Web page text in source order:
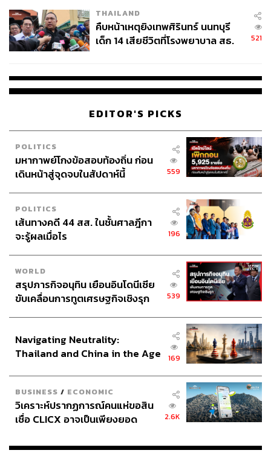
ดี หรือจะแค่มองจากห้องก็ยังรู้สึกดี ความแตกต่างระหว่าง
เมืองที่วุ่นวายและสวนที่เงียบสงบนี้แหละ คือความหรูหราอีก
แบบที่เงินซื้อไม่ได้ทุกที่
เลานจ์ส่วนตัวที่ทำให้การพักรู้สึกพิเศษกว่าที่อื่น
สำหรับใครที่พักห้อง Executive หรือห้องสวีท สิทธิพิเศษที่ได้
คือการเข้าถึงเลานจ์ชั้น 26 ที่วิวสวยมาก แถมยังเป็นส่วนตัว
ไม่เอะอะ แถมสมาชิก Marriott Elite member ยังสามารถเช็
กอินได้โดยตรงที่เลานจ์ แทนที่จะต้องต่อคิวที่ล็อบบี้ชั้นล่าง
บริการอาหารเช้าเปิดตั้งแต่ 7.00–10.30 น. และค็อกเทลยาม
เย็นตั้งแต่ 18.00–20.00 น. ทั้งหมดนี้มาพร้อมวิวท่าเรือ
วิกตอเรียแบบพาโนรามา ที่ทำให้แค่มื้อเช้าก็กลายเป็นช่วง
เวลาที่อยากจำ
THAILAND
คืบหน้าเหตุยิงเทพศิรินทร์ นนทบุรี
เด็ก 14 เสียชีวิตที่โรงพยาบาล สธ.
521
EDITOR'S PICKS
POLITICS
มหากาพย์โกงข้อสอบท้องถิ่น ก่อน
เดินหน้าสู่จุดจบในสัปดาห์นี้
559
POLITICS
เส้นทางคดี 44 สส. ในชั้นศาลฎีกา
จะรู้ผลเมื่อไร
196
WORLD
สรุปภารกิจอนุทิน เยือนอินโดนีเซีย
ขับเคลื่อนการทูตเศรษฐกิจเชิงรุก
539
Navigating Neutrality:
Thailand and China in the Age
169
BUSINESS / ECONOMIC
วิเคราะห์ปรากฏการณ์คนแห่ขอสิน
เชื่อ CLICX อาจเป็นเพียงยอด
เรือนไทยที่ถูกซุกไว้
2.6K